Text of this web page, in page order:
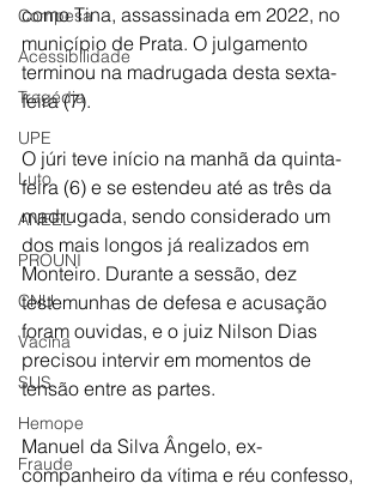
Compesa
Acessibilidade
Tragédia
UPE
Luto
ANEEL
PROUNI
CNU
Vacina
SUS
Hemope
Fraude
como Tina, assassinada em 2022, no
município de Prata. O julgamento
terminou na madrugada desta sexta-
feira (7).
O júri teve início na manhã da quinta-
feira (6) e se estendeu até as três da
madrugada, sendo considerado um
dos mais longos já realizados em
Monteiro. Durante a sessão, dez
testemunhas de defesa e acusação
foram ouvidas, e o juiz Nilson Dias
precisou intervir em momentos de
tensão entre as partes.
Manuel da Silva Ângelo, ex-
companheiro da vítima e réu confesso,